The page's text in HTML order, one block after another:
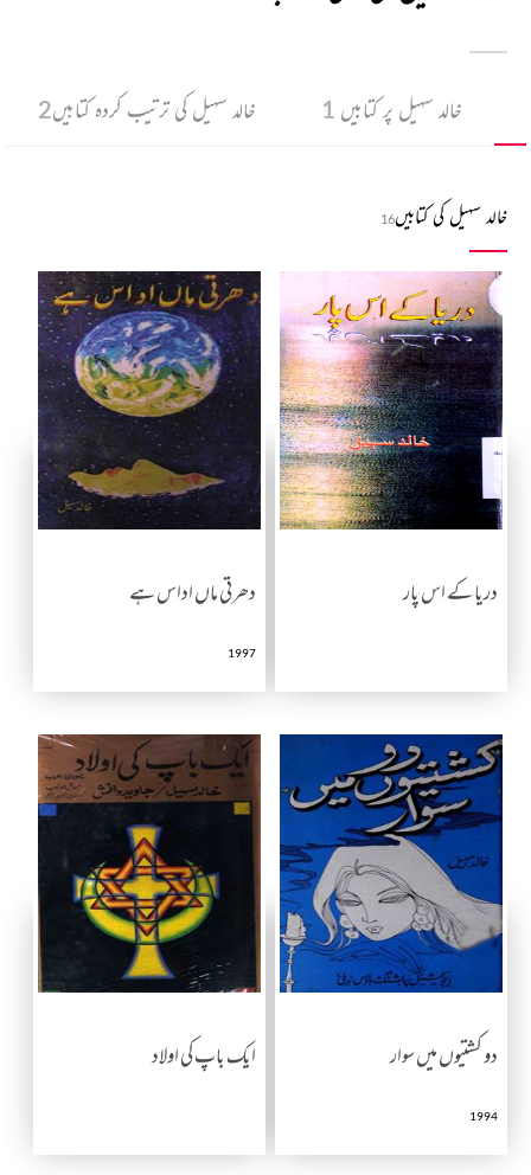
خالد سہیل پر کتابیں 1 خالد سہیل کی ترتیب کردہ کتابیں2
خالد سہیل کی کتابیں16
دریا کے اس پار دھرتی ماں اداس ہے
1997
دو کشتیوں میں سوار
1994
ایک باپ کی اولاد